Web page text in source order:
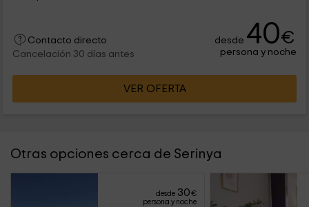
Contacto directo
Cancelación 30 días antes
desde 40€
persona y noche
VER OFERTA
Otras opciones cerca de Serinya
desde 30€
persona y noche